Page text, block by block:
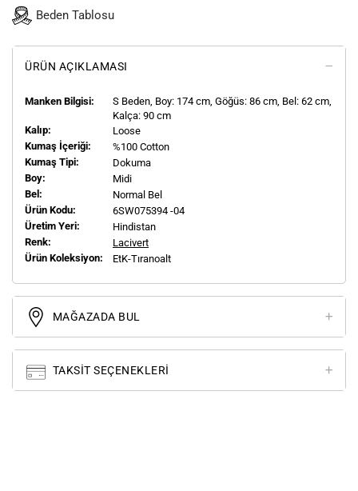
Beden Tablosu
ÜRÜN AÇIKLAMASI
Manken Bilgisi: S Beden, Boy: 174 cm, Göğüs: 86 cm, Bel: 62 cm,
Kalça: 90 cm
Kalıp:
Loose
Kumaş İçeriği:
%100 Cotton
Kumaş Tipi:
Dokuma
Boy:
Midi
Bel:
Normal Bel
Ürün Kodu:
6SW075394 -04
Üretim Yeri:
Hindistan
Renk:
Lacivert
Ürün Koleksiyon:
EtK-Tıranoalt
MAĞAZADA BUL
TAKSIT SEÇENEKLERI